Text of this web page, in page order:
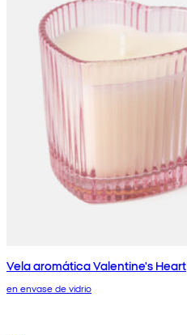
Vela aromática Valentine's Heart
en envase de vidrio